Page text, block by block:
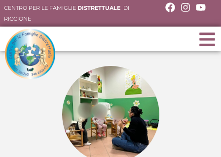
CENTRO PER LE FAMIGLIE DISTRETTUALE DI
RICCIONE